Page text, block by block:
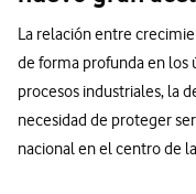
La relación entre
de forma profunda en los
procesos industriales, la
necesidad de proteger
nacional en el centro de